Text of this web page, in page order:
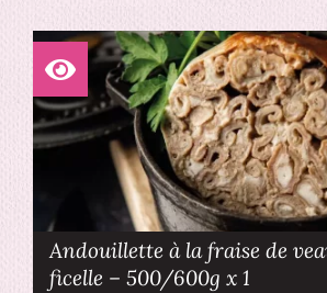
Andouillette à la fraise de
ficelle – 500/600g x 1